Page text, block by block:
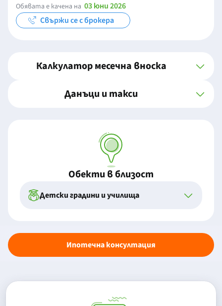
Обявата е качена на 03 юни 2026
Свържи се с брокера
Калкулатор месечна вноска
Данъци и такси
Обекти в близост
Детски градини и училища
Ипотечна консултация